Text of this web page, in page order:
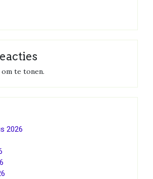
te tonen.
2026